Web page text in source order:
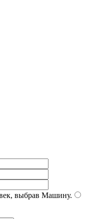
выбрав Машину.